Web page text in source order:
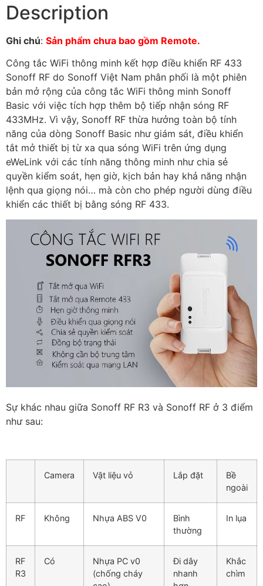
Description
Ghi chú: Sản phẩm chưa bao gồm Remote.
Công tắc WiFi thông minh kết hợp điều khiển RF 433
Sonoff RF do Sonoff Việt Nam phân phối là một phiên
bản mở rộng của công tắc WiFi thông minh Sonoff
Basic với việc tích hợp thêm bộ tiếp nhận sóng RF
433MHz. Vì vậy, Sonoff RF thừa hưởng toàn bộ tính
năng của dòng Sonoff Basic như giám sát, điều khiển
tắt mở thiết bị từ xa qua sóng WiFi trên ứng dụng
eWeLink với các tính năng thông minh như chia sẻ
quyền kiểm soát, hẹn giờ, kịch bản hay khả năng nhận
lệnh qua giọng nói… mà còn cho phép người dùng điều
khiển các thiết bị bằng sóng RF 433.
Sự khác nhau giữa Sonoff RF R3 và Sonoff RF ở 3 điểm
như sau:
Camera Vật liệu vỏ Lắp đặt
Bề
ngoài
RF Không Nhựa ABS V0
Bình
thường
In lụa
RF
R3
Có
Nhựa PC v0
(chống cháy
Đi dây
nhanh
Khắc
chìm